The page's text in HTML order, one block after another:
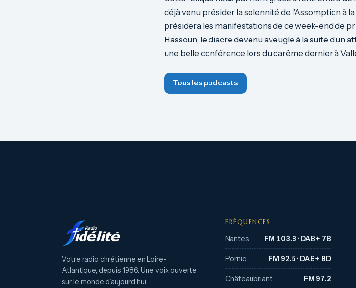
déjà venu présider la solennité de l’Assomption à
présidera les manifestations de ce week-end de
Hassoun, le diacre devenu aveugle à la suite d’un
une belle conférence lors du carême dernier à
Tous les podcasts
Votre radio chrétienne en Loire-
Atlantique, depuis 1986. Une voix ouverte
sur le monde d’aujourd’hui.
FRÉQUENCES
Nantes FM 103.8 · DAB+ 7B
Pornic FM 92.5 · DAB+ 8D
Châteaubriant FM 97.2